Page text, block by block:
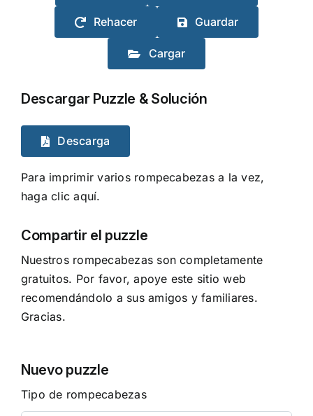
Rehacer Guardar
Cargar
Descargar Puzzle & Solución
Descarga
Para imprimir varios rompecabezas a la vez,
haga clic aquí.
Compartir el puzzle
Nuestros rompecabezas son completamente
gratuitos. Por favor, apoye este sitio web
recomendándolo a sus amigos y familiares.
Gracias.
Nuevo puzzle
Tipo de rompecabezas